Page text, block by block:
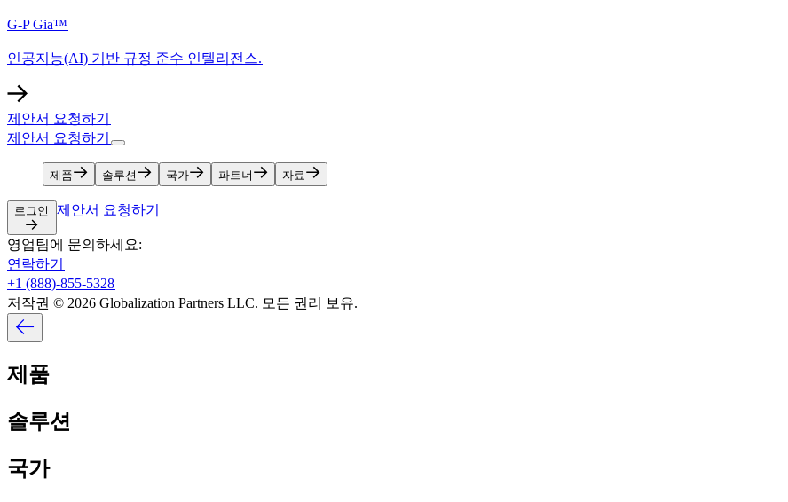
G-P Gia™​​
인공지능(AI) 기반 규정 준수 인텔리전스.​​
제안서 요청하기​​
제안서 요청하기​​
제품​​ 솔루션​​ 국가​​ 파트너​​ 자료​​
로그인​​ 제안서 요청하기​​
영업팀에 문의하세요:​​
연락하기​​
+1 (888)-855-5328​​
저작권 © 2026 Globalization Partners LLC. 모든 권리 보유.​​
제품​​
솔루션​​
국가​​